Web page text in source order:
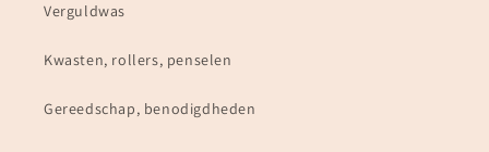
Verguldwas
Kwasten, rollers, penselen
Gereedschap, benodigdheden